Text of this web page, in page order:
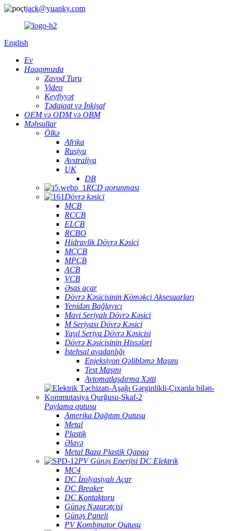
jack@yuanky.com
English
Ev
Haqqımızda
Zavod Turu
Video
Keyfiyyət
Tədqiqat və İnkişaf
OEM və ODM və OBM
Məhsullar
Ölkə
Afrika
Rusiya
Avstraliya
UK
DB
RCD qorunması
Dövrə kəsici
MCB
RCCB
ELCB
RCBO
Hidravlik Dövrə Kəsici
MCCB
MPCB
ACB
VCB
Əsas açar
Dövrə Kəsicisinin Köməkçi Aksesuarları
Yenidən Bağlayıcı
Mavi Seriyalı Dövrə Kəsici
M Seriyası Dövrə Kəsici
Yaşıl Seriya Dövrə Kəsicisi
Dövrə Kəsicisinin Hissələri
İstehsal avadanlığı
Enjeksiyon Qəlibləmə Maşını
Test Maşını
Avtomatlaşdırma Xətti
Paylama qutusu
Amerika Dağıtım Qutusu
Metal
Plastik
Əlavə
Metal Baza Plastik Qapaq
PV Günəş Enerjisi DC Elektrik
MC4
DC İzolyasiyalı Açar
DC Breaker
DC Kontaktoru
Günəş Nəzarətçisi
Günəş Paneli
PV Kombinator Qutusu